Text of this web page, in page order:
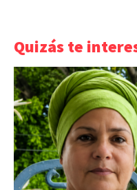
Quizás te